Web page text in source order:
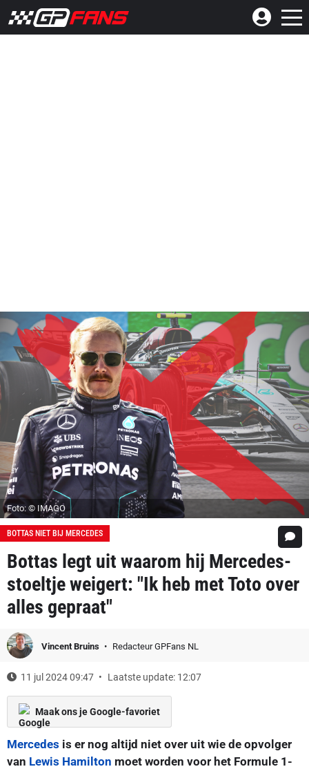
Foto: © IMAGO
BOTTAS NIET BIJ MERCEDES
Bottas legt uit waarom hij Mercedes-
stoeltje weigert: "Ik heb met Toto over
alles gepraat"
Vincent Bruins Redacteur GPFans NL
11 jul 2024 09:47 Laatste update: 12:07
Maak ons je Google-favoriet
Mercedes is er nog altijd niet over uit wie de opvolger
van Lewis Hamilton moet worden voor het Formule 1-